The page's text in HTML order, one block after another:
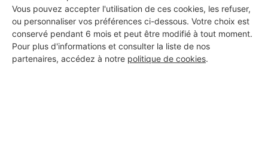
Vous pouvez accepter l'utilisation de ces cookies, les refuser,
ou personnaliser vos préférences ci-dessous. Votre choix est
conservé pendant 6 mois et peut être modifié à tout moment.
Pour plus d'informations et consulter la liste de nos
partenaires, accédez à notre politique de cookies.